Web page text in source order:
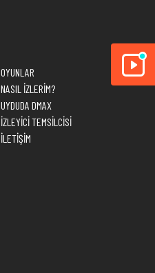
OYUNLAR
NASIL İZLERİM?
UYDUDA DMAX
İZLEYİCİ TEMSİLCİSİ
İLETİŞİM